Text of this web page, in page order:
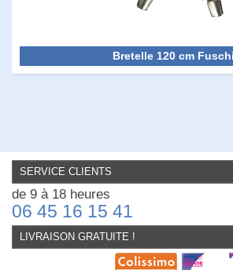
Bretelle 120 cm
SERVICE CLIENTS
de 9 à 18 heures
06 45 16 15 41
LIVRAISON GRATUITE !